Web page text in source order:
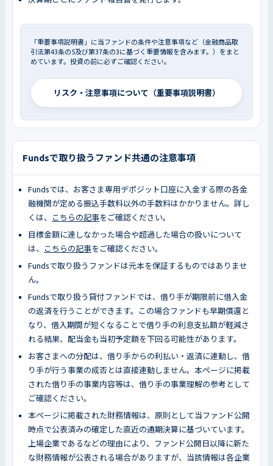
「重要事項説明書」に当ファンドの条件や注意事項など（金融商品取
引法第43条の5及び第37条の3に基づく重要情報を含みます。）をまと
めています。投資の前に必ずご確認ください。
リスク・注意事項について（重要事項説明書）
Fundsで取り扱うファンド共通の注意事項
Fundsでは、お客さま専用デポジット口座に入金する際の各金
融機関が定める振込手数料以外の手数料はかかりません。詳し
くは、
こちらの記事をご確認ください。
目標金額に達しなかった場合や超過した場合の扱いについて
は、
こちらの記事をご確認ください。
Fundsで取り扱うファンドは元本を保証するものではありませ
ん。
Fundsで取り扱う貸付ファンドでは、借り手が期限前に借入金
の返済を行うことができます。この場合ファンドも早期償還と
なり、借入期間が短くなることで借り手の利息支払額が軽減さ
れる結果、配当金も当初予定額を下回る可能性があります。
お客さまへの分配は、借り手からの利払い・返済に連動し、借
り手が行う事業の成否とは直接連動しません。本ページに掲載
された借り手の事業内容等は、借り手の事業理解の参考として
ご確認ください。
本ページに掲載された財務情報は、原則として当ファンド公開
時点で公表済みの確定した直近の通期決算に基づいています。
上場企業であるなどの理由により、ファンド公開日以降に新た
な財務情報が公表される場合がありますが、当該情報は各企業